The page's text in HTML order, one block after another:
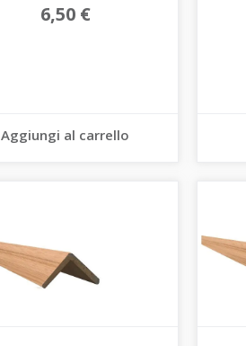
6,50 €
Aggiungi al carrello